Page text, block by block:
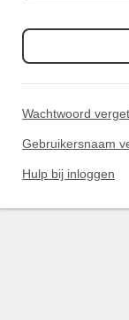
Wachtwoord
Gebruikersnaam
Hulp bij inloggen